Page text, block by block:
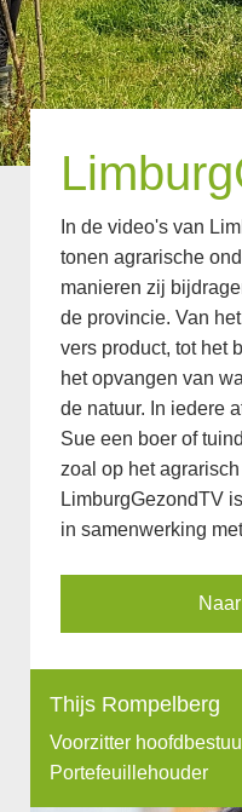
In de video's van
tonen agrarische
manieren zij
de provincie. Van
vers product, tot het
het opvangen van
de natuur. In iedere
Sue een boer of
zoal op het
LimburgGezondTV
in samenwerking
Thijs Rompelberg
Voorzitter
Portefeuillehouder